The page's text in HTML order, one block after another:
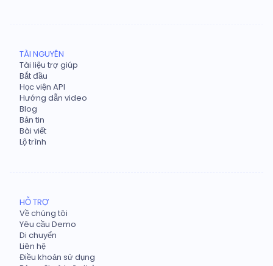
TÀI NGUYÊN
Tài liệu trợ giúp
Bắt đầu
Học viện API
Hướng dẫn video
Blog
Bản tin
Bài viết
Lộ trình
HỖ TRỢ
Về chúng tôi
Yêu cầu Demo
Di chuyển
Liên hệ
Điều khoản sử dụng